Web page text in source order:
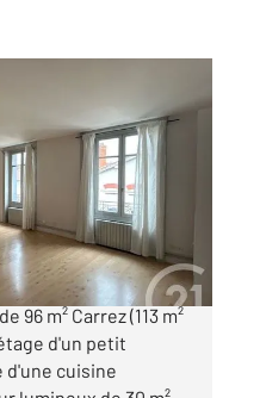
96 m² Carrez (113 m²
d'un petit
d'une cuisine